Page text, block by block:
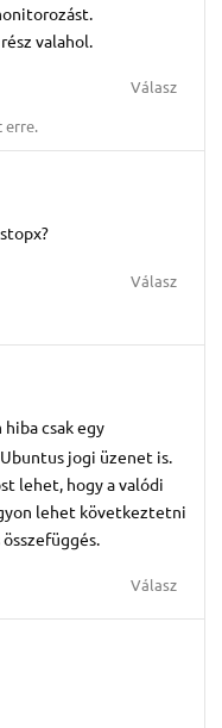
valahol.
Válasz
erre.
Válasz
csak egy
jogi üzenet is.
lehet, hogy a valódi
lehet következtetni
Válasz